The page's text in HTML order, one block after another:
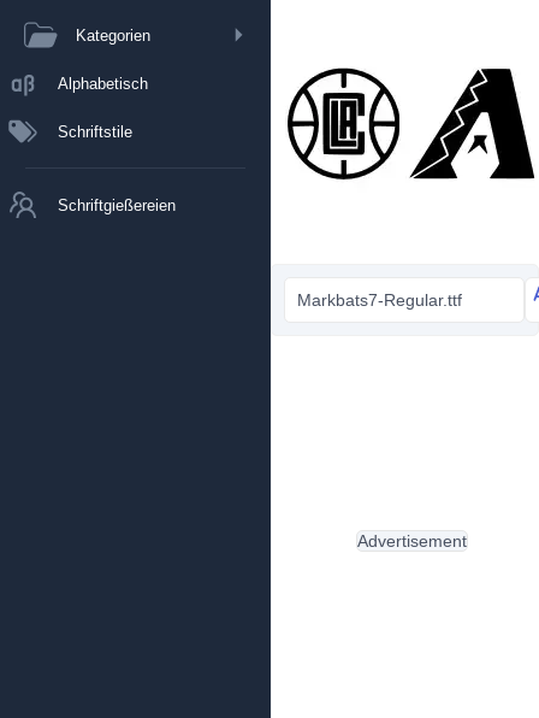
Kategorien
Alphabetisch
Schriftstile
Schriftgießereien
Markbats7-Regular.ttf
Advertisement